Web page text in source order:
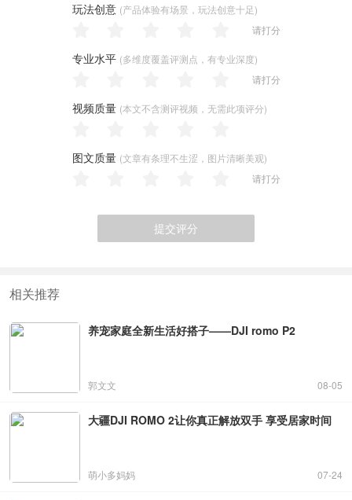
玩法创意 (产品体验有场景，玩法创意十足)
请打分
专业水平 (多维度覆盖评测点，有专业深度)
请打分
视频质量 (本文不含测评视频，无需此项评分)
图文质量 (文章有条理不生涩，图片清晰美观)
请打分
提交评分
相关推荐
养宠家庭全新生活好搭子——DJI romo P2
郭文文 08-05
大疆DJI ROMO 2让你真正解放双手 享受居家时间
萌小多妈妈 07-24